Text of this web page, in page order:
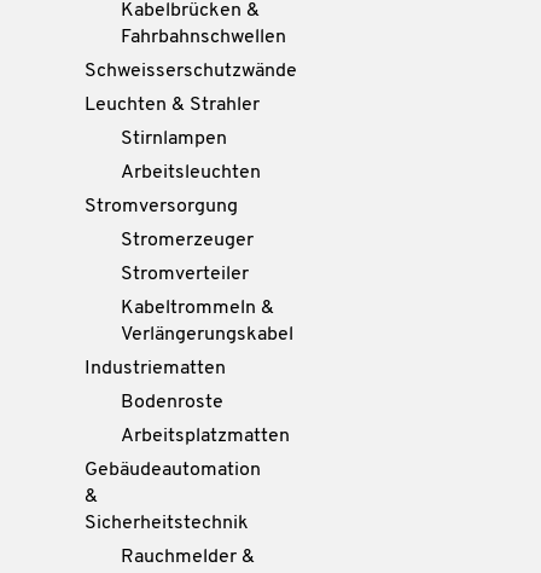
Kabelbrücken &
Fahrbahnschwellen
Schweisserschutzwände
Leuchten & Strahler
Stirnlampen
Arbeitsleuchten
Stromversorgung
Stromerzeuger
Stromverteiler
Kabeltrommeln &
Verlängerungskabel
Industriematten
Bodenroste
Arbeitsplatzmatten
Gebäudeautomation
&
Sicherheitstechnik
Rauchmelder &